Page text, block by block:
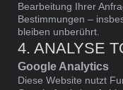
Bearbeitung Ihrer
Bestimmungen –
bleiben unberührt.
4. ANALYSE
Google Analytics
Diese Website nutzt